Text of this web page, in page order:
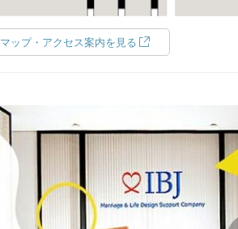
マップ・アクセス案内を見る